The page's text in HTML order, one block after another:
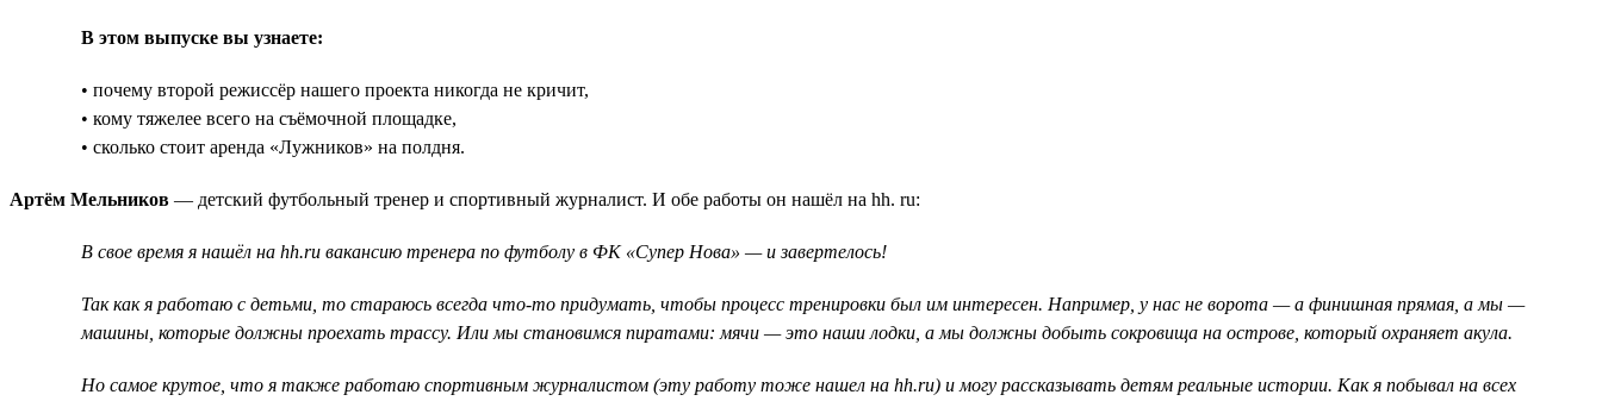
В этом выпуске вы узнаете:
• почему второй режиссёр нашего проекта никогда не кричит,
• кому тяжелее всего на съёмочной площадке,
• сколько стоит аренда «Лужников» на полдня.
Артём Мельников — детский футбольный тренер и спортивный журналист. И обе работы он нашёл на hh. ru:
В свое время я нашёл на hh.ru вакансию тренера по футболу в ФК «Супер Нова» — и завертелось!
Так как я работаю с детьми, то стараюсь всегда что-то придумать, чтобы процесс тренировки был им интересен. Например, у нас не ворота — а финишная прямая, а мы —
машины, которые должны проехать трассу. Или мы становимся пиратами: мячи — это наши лодки, а мы должны добыть сокровища на острове, который охраняет акула.
Но самое крутое, что я также работаю спортивным журналистом (эту работу тоже нашел на hh.ru) и могу рассказывать детям реальные истории. Как я побывал на всех